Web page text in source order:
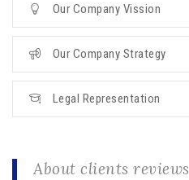
Our Company Vission
Our Company Strategy
Legal Representation
About clients reviews